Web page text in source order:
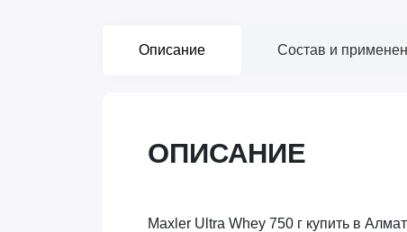
Описание Состав и
ОПИСАНИЕ
Maxler Ultra Whey 750 г купить в